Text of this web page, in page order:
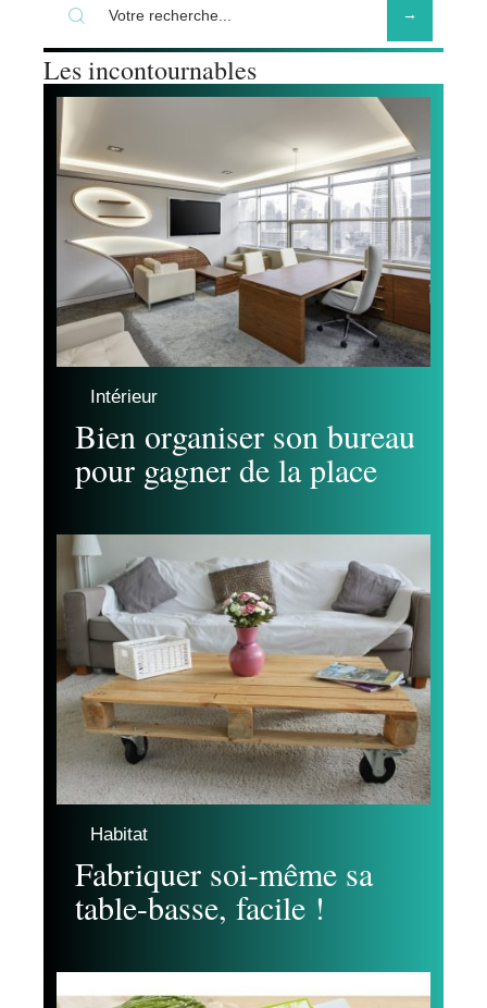
Les incontournables
Intérieur
Bien organiser son bureau
pour gagner de la place
Habitat
Fabriquer soi-même sa
table-basse, facile !